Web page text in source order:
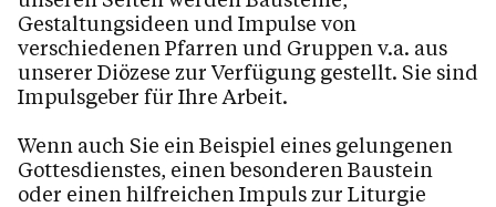
Gestaltungsideen und Impulse von
verschiedenen Pfarren und Gruppen v.a. aus
unserer Diözese zur Verfügung gestellt. Sie sind
Impulsgeber für Ihre Arbeit.
Wenn auch Sie ein Beispiel eines gelungenen
Gottesdienstes, einen besonderen Baustein
oder einen hilfreichen Impuls zur Liturgie